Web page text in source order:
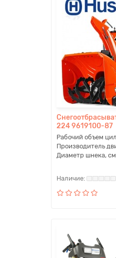
224 9619100-87
Рабочий объем
Производитель
Диаметр шнека,